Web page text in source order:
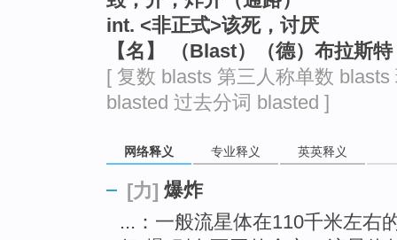
int. <非正式>该死，讨厌
【名】 （Blast）（德）布拉斯
[ 复数 blasts 第三人称单数
blasted 过去分词 blasted ]
网络释义 专业释义 英英释义
[力] 爆炸
...：一般流星体在110千米左右